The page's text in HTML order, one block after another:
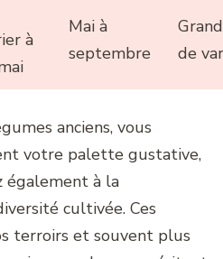
à
Mai à
septembre
de
anciens, vous
votre palette gustative,
également à la
cultivée. Ces
terroirs et souvent plus